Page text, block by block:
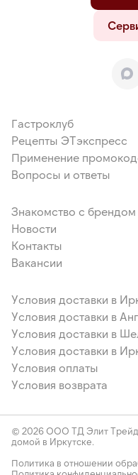
Гастроклуб
Рецепты ЭТэкспресс
Применение
Вопросы и ответы
Знакомство с брендом
Новости
Контакты
Вакансии
Условия доставки в
Условия доставки в
Условия доставки в
Условия доставки в
Условия оплаты
Условия возврата
© 2026 ООО ТД Элит Трейд.
домой в Иркутске.
Политика в отношении